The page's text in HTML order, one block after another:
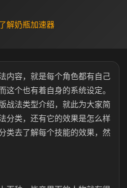
解奶瓶加速器
内容，就是每个角色都有自己
这个也有着自身的系统设定。
战法类型介绍，就此为大家简
分类，还有它的效果是怎么样
类去了解每个技能的效果，然